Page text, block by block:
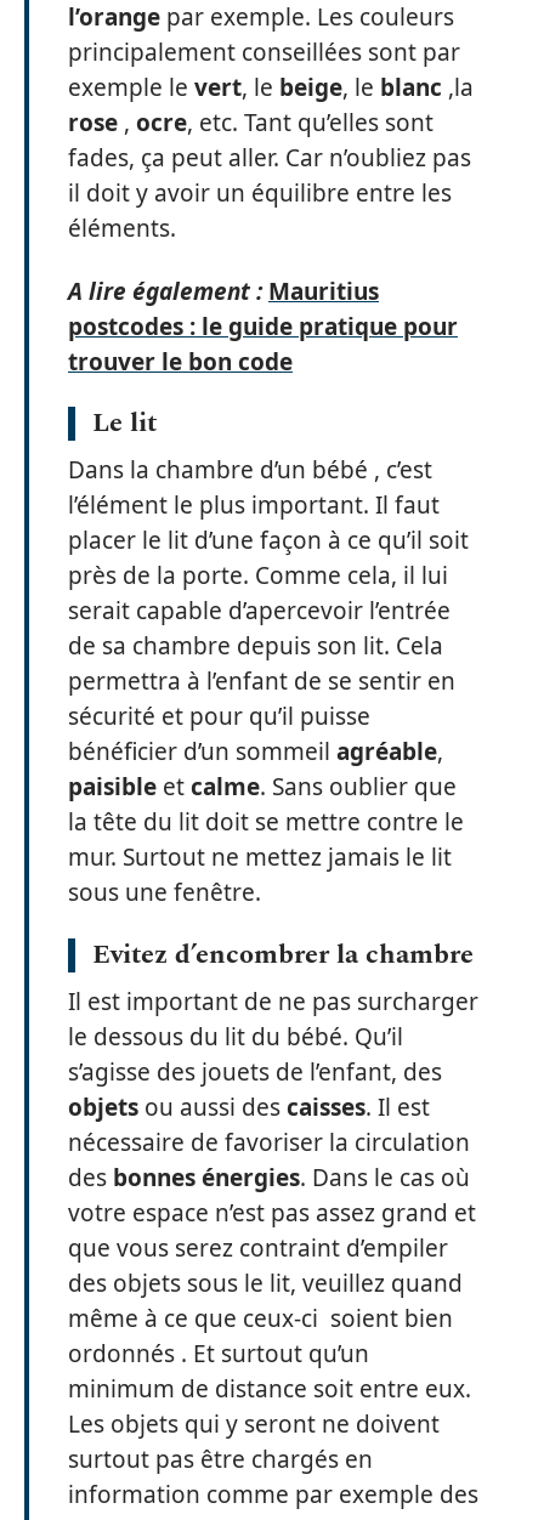
l’orange par exemple. Les couleurs
principalement conseillées sont par
exemple le vert, le beige, le blanc ,la
rose , ocre, etc. Tant qu’elles sont
fades, ça peut aller. Car n’oubliez pas
il doit y avoir un équilibre entre les
éléments.
A lire également : Mauritius
postcodes : le guide pratique pour
trouver le bon code
Le lit
Dans la chambre d’un bébé , c’est
l’élément le plus important. Il faut
placer le lit d’une façon à ce qu’il soit
près de la porte. Comme cela, il lui
serait capable d’apercevoir l’entrée
de sa chambre depuis son lit. Cela
permettra à l’enfant de se sentir en
sécurité et pour qu’il puisse
bénéficier d’un sommeil agréable,
paisible etcalme. Sans oublier que
la tête du lit doit se mettre contre le
mur. Surtout ne mettez jamais le lit
sous une fenêtre.
Evitez d’encombrer la chambre
Il est important de ne pas surcharger
le dessous du lit du bébé. Qu’il
s’agisse des jouets de l’enfant, des
objets ou aussi descaisses. Il est
nécessaire de favoriser la circulation
des bonnesénergies. Dans le cas où
votre espace n’est pas assez grand et
que vous serez contraint d’empiler
des objets sous le lit, veuillez quand
même à ce que ceux-ci soient bien
ordonnés . Et surtout qu’un
minimum de distance soit entre eux.
Les objets qui y seront ne doivent
surtout pas être chargés en
information comme par exemple des